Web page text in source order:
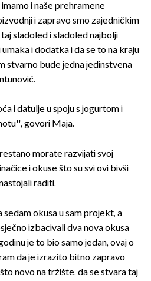
i naše prehramene
i zapravo smo zajedničkim
sladoled i sladoled najbolji
i dodatka i da se to na kraju
stvarno bude jedna jedinstvena
i datulje u spoju s jogurtom i
govori Maja.
morate razvijati svoj
i okuse što su svi ovi bivši
raditi.
okusa u sam projekt, a
izbacivali dva nova okusa
je to bio samo jedan, ovaj o
da je izrazito bitno zapravo
novo na tržište, da se stvara taj